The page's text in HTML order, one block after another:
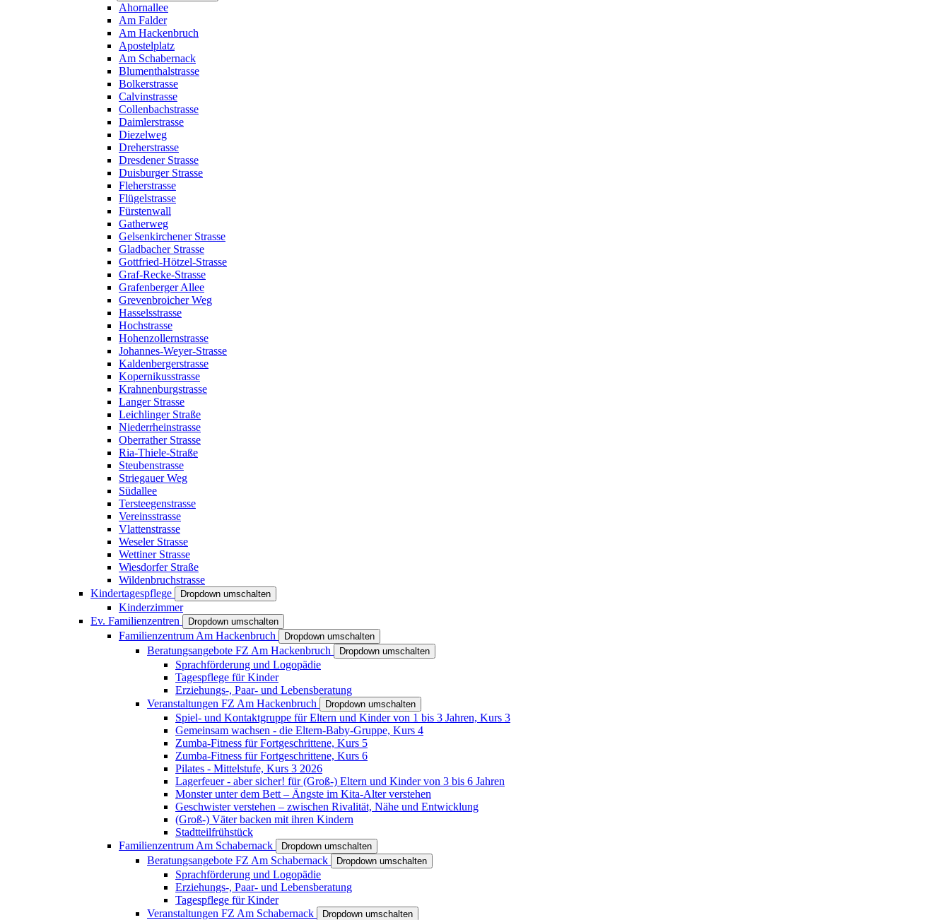
Ahornallee
Am Falder
Am Hackenbruch
Apostelplatz
Am Schabernack
Blumenthalstrasse
Bolkerstrasse
Calvinstrasse
Collenbachstrasse
Daimlerstrasse
Diezelweg
Dreherstrasse
Dresdener Strasse
Duisburger Strasse
Fleherstrasse
Flügelstrasse
Fürstenwall
Gatherweg
Gelsenkirchener Strasse
Gladbacher Strasse
Gottfried-Hötzel-Strasse
Graf-Recke-Strasse
Grafenberger Allee
Grevenbroicher Weg
Hasselsstrasse
Hochstrasse
Hohenzollernstrasse
Johannes-Weyer-Strasse
Kaldenbergerstrasse
Kopernikusstrasse
Krahnenburgstrasse
Langer Strasse
Leichlinger Straße
Niederrheinstrasse
Oberrather Strasse
Ria-Thiele-Straße
Steubenstrasse
Striegauer Weg
Südallee
Tersteegenstrasse
Vereinsstrasse
Vlattenstrasse
Weseler Strasse
Wettiner Strasse
Wiesdorfer Straße
Wildenbruchstrasse
Kindertagespflege
Dropdown umschalten
Kinderzimmer
Ev. Familienzentren
Dropdown umschalten
Familienzentrum Am Hackenbruch Dropdown umschalten
Beratungsangebote FZ Am Hackenbruch Dropdown umschalten
Sprachförderung und Logopädie
Tagespflege für Kinder
Erziehungs-, Paar- und Lebensberatung
Veranstaltungen FZ Am Hackenbruch
Dropdown umschalten
Spiel- und Kontaktgruppe für Eltern und Kinder von 1 bis 3 Jahren, Kurs 3
Gemeinsam wachsen - die Eltern-Baby-Gruppe, Kurs 4
Zumba-Fitness für Fortgeschrittene, Kurs 5
Zumba-Fitness für Fortgeschrittene, Kurs 6
Pilates - Mittelstufe, Kurs 3 2026
Lagerfeuer - aber sicher! für (Groß-) Eltern und Kinder von 3 bis 6 Jahren
Monster unter dem Bett – Ängste im Kita-Alter verstehen
Geschwister verstehen – zwischen Rivalität, Nähe und Entwicklung
(Groß-) Väter backen mit ihren Kindern
Stadtteilfrühstück
Familienzentrum Am Schabernack
Dropdown umschalten
Beratungsangebote FZ Am Schabernack Dropdown umschalten
Sprachförderung und Logopädie
Erziehungs-, Paar- und Lebensberatung
Tagespflege für Kinder
Veranstaltungen FZ Am Schabernack
Dropdown umschalten